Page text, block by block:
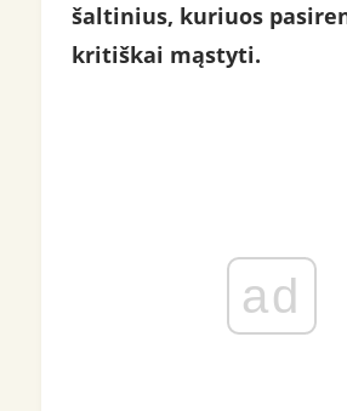
šaltinius, kuriuos
kritiškai mąstyti.
ad